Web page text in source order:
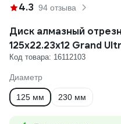
4.3 94 отзыва
Диск алмазный
125х22.23x12 Grand
Код товара: 16112103
Диаметр
125 мм 230 мм